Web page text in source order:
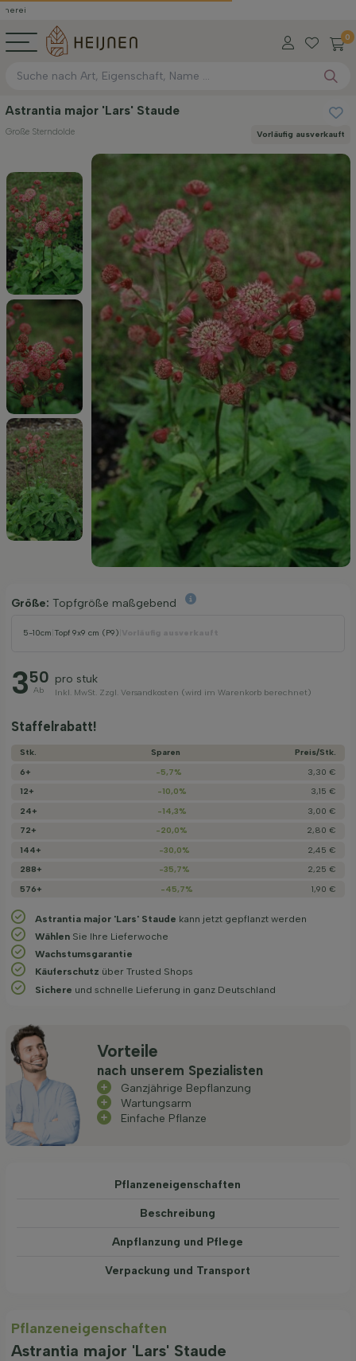
0
Astrantia major 'Lars' Staude
Große Sterndolde Vorläufig ausverkauft
Größe: Topfgröße maßgebend
5-10cm Topf 9x9 cm (P9)
350
Ab
pro stuk
Inkl. MwSt. Zzgl. Versandkosten (wird im Warenkorb berechnet)
Staffelrabatt!
Stk. Sparen
Preis/­Stk.
6+
-5,7%
3,30 €
12+
-10,0%
3,15 €
24+
-14,3%
3,00 €
72+
-20,0%
2,80 €
144+
-30,0%
2,45 €
288+
-35,7%
2,25 €
576+
-45,7% 1,90 €
Astrantia major 'Lars' Staude kann jetzt gepflanzt werden
Wählen Sie Ihre Lieferwoche
Wachstums­garantie
Käuferschutz über Trusted Shops
Sichere und schnelle Lieferung in ganz Deutschland
Vorteile
nach unserem Spezialisten
Ganzjährige Bepflanzung
Wartungsarm
Einfache Pflanze
Pflanzeneigenschaften
Beschreibung
Anpflanzung und Pflege
Verpackung und Transport
Pflanzeneigenschaften
Astrantia major 'Lars' Staude